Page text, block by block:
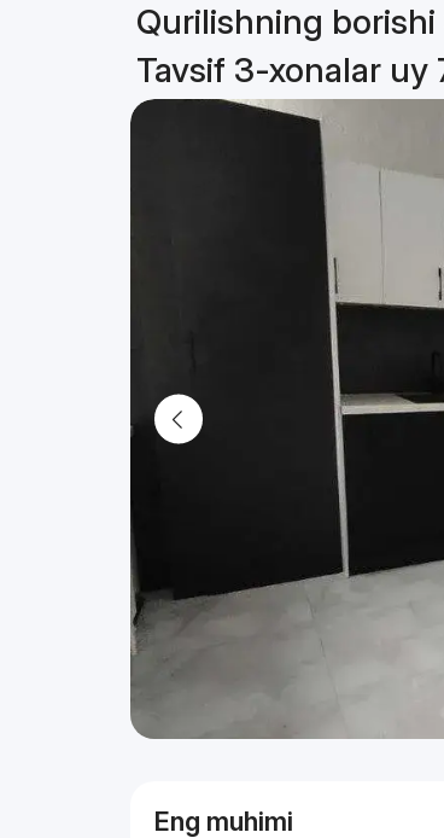
Qurilishning
Tavsif 3-xonalar uy
Eng muhimi